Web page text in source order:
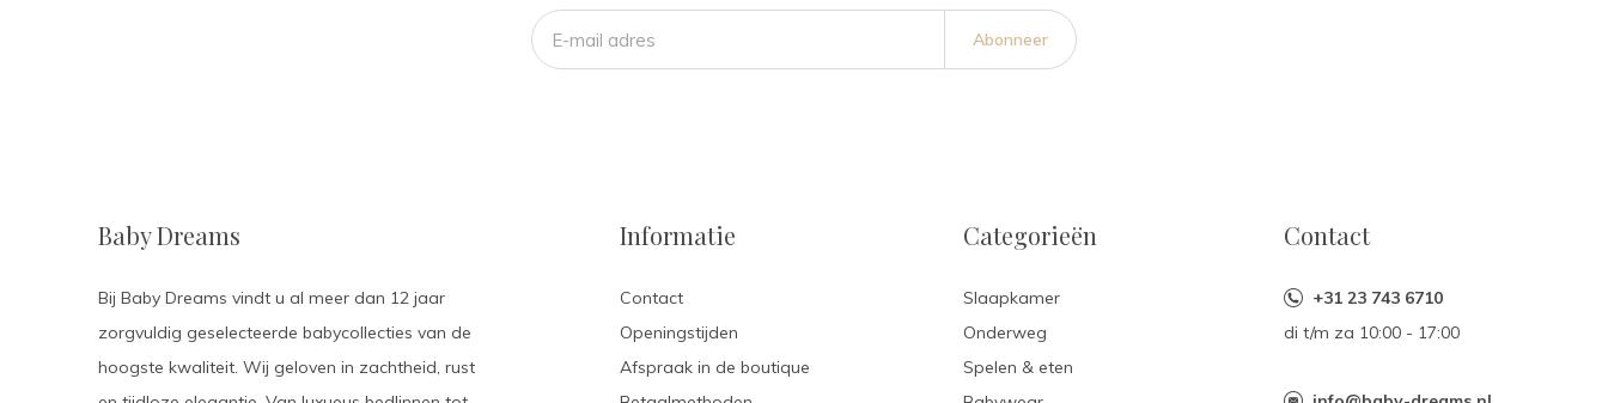
Abonneer
Baby Dreams
Bij Baby Dreams vindt u al meer dan 12 jaar
zorgvuldig geselecteerde babycollecties van de
hoogste kwaliteit. Wij geloven in zachtheid, rust
Informatie
Contact
Openingstijden
Afspraak in de boutique
Categorieën
Slaapkamer
Onderweg
Spelen & eten
Contact
+31 23 743 6710
di t/m za 10:00 - 17:00